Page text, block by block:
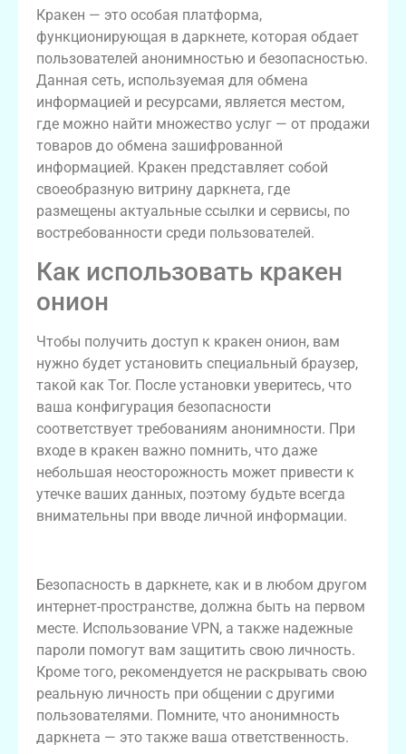
Кракен — это особая платформа,
функционирующая в даркнете, которая обдает
пользователей анонимностью и безопасностью.
Данная сеть, используемая для обмена
информацией и ресурсами, является местом,
где можно найти множество услуг — от продажи
товаров до обмена зашифрованной
информацией. Кракен представляет собой
своеобразную витрину даркнета, где
размещены актуальные ссылки и сервисы, по
востребованности среди пользователей.
Как использовать кракен
онион
Чтобы получить доступ к кракен онион, вам
нужно будет установить специальный браузер,
такой как Tor. После установки уверитесь, что
ваша конфигурация безопасности
соответствует требованиям анонимности. При
входе в кракен важно помнить, что даже
небольшая неосторожность может привести к
утечке ваших данных, поэтому будьте всегда
внимательны при вводе личной информации.
Безопасность в даркнете, как и в любом другом
интернет-пространстве, должна быть на первом
месте. Использование VPN, а также надежные
пароли помогут вам защитить свою личность.
Кроме того, рекомендуется не раскрывать свою
реальную личность при общении с другими
пользователями. Помните, что анонимность
даркнета — это также ваша ответственность.